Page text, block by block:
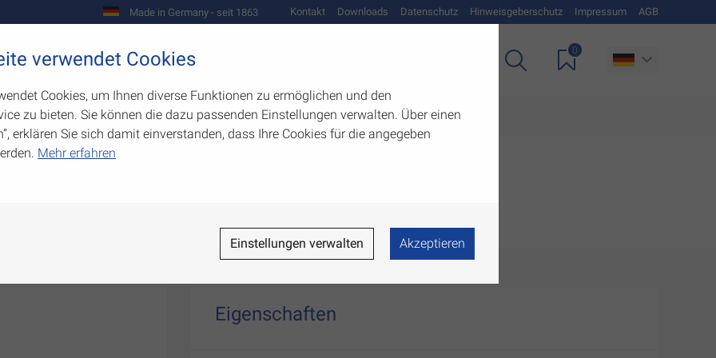
Made in Germany - seit 1863 Kontakt Downloads Datenschutz Hinweisgeberschutz Impressum AGB
Werkzeugbau
0
Eigenschaften
verwendet Cookies
Cookies, um Ihnen diverse Funktionen zu ermöglichen und den
zu bieten. Sie können die dazu passenden Einstellungen verwalten. Über einen
erklären Sie sich damit einverstanden, dass Ihre Cookies für die angegeben
Mehr erfahren
Einstellungen verwalten Akzeptieren